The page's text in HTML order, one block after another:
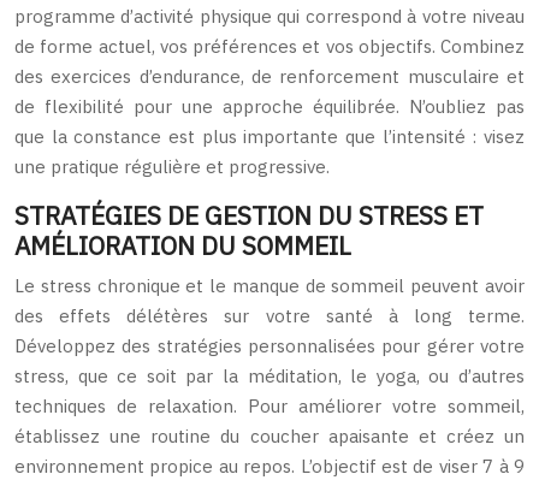
programme d’activité physique qui correspond à votre niveau
de forme actuel, vos préférences et vos objectifs. Combinez
des exercices d’endurance, de renforcement musculaire et
de flexibilité pour une approche équilibrée. N’oubliez pas
que la constance est plus importante que l’intensité : visez
une pratique régulière et progressive.
STRATÉGIES DE GESTION DU STRESS ET
AMÉLIORATION DU SOMMEIL
Le stress chronique et le manque de sommeil peuvent avoir
des effets délétères sur votre santé à long terme.
Développez des stratégies personnalisées pour gérer votre
stress, que ce soit par la méditation, le yoga, ou d’autres
techniques de relaxation. Pour améliorer votre sommeil,
établissez une routine du coucher apaisante et créez un
environnement propice au repos. L’objectif est de viser 7 à 9